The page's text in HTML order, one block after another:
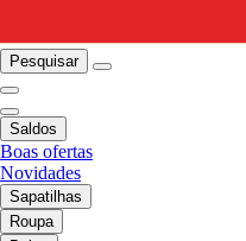
Pesquisar
Saldos
Boas ofertas
Novidades
Sapatilhas
Roupa